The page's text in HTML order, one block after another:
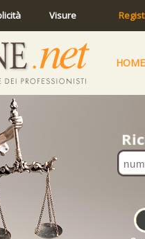
Visure
HOME